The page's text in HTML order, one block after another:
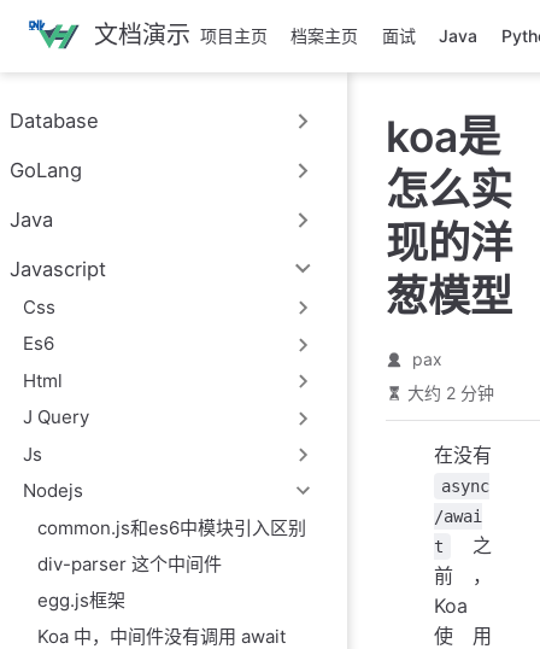
跳
主
內
文档演示 项目主页 档案主页 面试 Java
Database
GoLang
Java
Javascript
Css
Es6
Html
J Query
Js
Nodejs
common.js和es6中模块引入区别
div-parser 这个中间件
egg.js框架
Koa 中，中间件没有调用 await
koa是
怎么实
现的洋
葱模型
pax
大约 2 分钟
在没有
async
/awai
t
之
前，
Koa
使用